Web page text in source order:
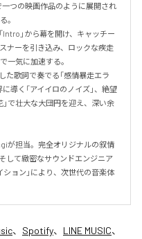
つの映画作品のように展開され
。
」から幕を開け、キャッチー
ナーを引き込み、ロックな疾走
一気に加速する。
た歌詞で奏でる「感情暴走エラ
導く「アイイロのノイズ」、絶望
で壮大な大団円を迎え、深い余
が担当。完全オリジナルの叙情
して緻密なサウンドエンジニア
ョン」により、次世代の音楽体
、 Spotify、 LINE MUSIC、